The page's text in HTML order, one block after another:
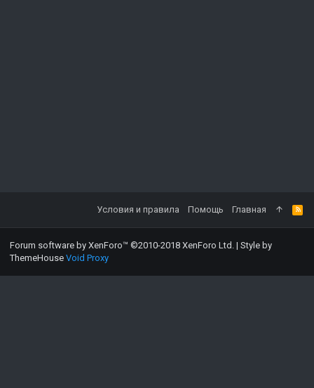
Условия и правила Помощь Главная
Forum software by XenForo™ ©2010-2018 XenForo Ltd. | Style by
ThemeHouse Void Proxy